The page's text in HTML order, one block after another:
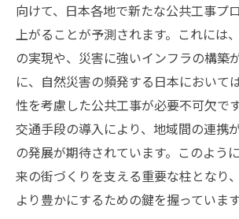
向けて、日本各地で新たな公共工事プ
上がることが予測されます。これには
の実現や、災害に強いインフラの構築
に、自然災害の頻発する日本において
性を考慮した公共工事が必要不可欠で
交通手段の導入により、地域間の連携
の発展が期待されています。このよう
来の街づくりを支える重要な柱となり
より豊かにするための鍵を握っています